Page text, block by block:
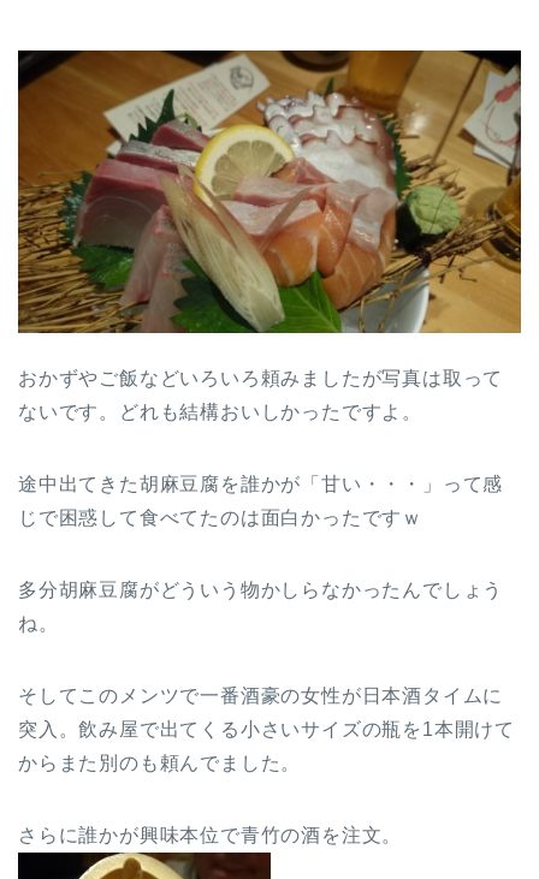
おかずやご飯などいろいろ頼みましたが写真は取って
ないです。どれも結構おいしかったですよ。
途中出てきた胡麻豆腐を誰かが「甘い・・・」って感
じで困惑して食べてたのは面白かったですｗ
多分胡麻豆腐がどういう物かしらなかったんでしょう
ね。
そしてこのメンツで一番酒豪の女性が日本酒タイムに
突入。飲み屋で出てくる小さいサイズの瓶を1本開けて
からまた別のも頼んでました。
さらに誰かが興味本位で青竹の酒を注文。